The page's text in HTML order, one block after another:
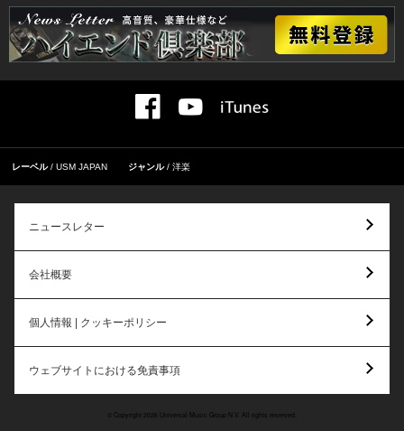
レーベル USM JAPAN ジャンル 洋楽
ニュースレター
会社概要
個人情報 | クッキーポリシー
ウェブサイトにおける免責事項
© Copyright 2026 Universal Music Group N.V. All rights reserved.